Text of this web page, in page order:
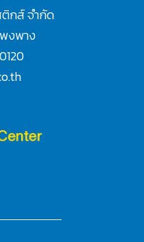
ติกส์ จำกัด
งพาง